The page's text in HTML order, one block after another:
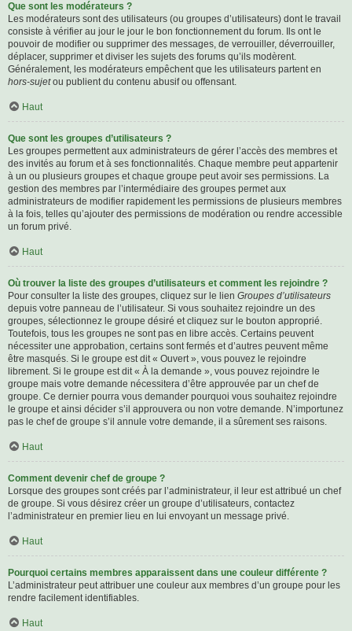
Que sont les modérateurs ?
Les modérateurs sont des utilisateurs (ou groupes d’utilisateurs) dont le travail
consiste à vérifier au jour le jour le bon fonctionnement du forum. Ils ont le
pouvoir de modifier ou supprimer des messages, de verrouiller, déverrouiller,
déplacer, supprimer et diviser les sujets des forums qu’ils modèrent.
Généralement, les modérateurs empêchent que les utilisateurs partent en
hors-sujetou publient du contenu abusif ou offensant.
Haut
Que sont les groupes d’utilisateurs ?
Les groupes permettent aux administrateurs de gérer l’accès des membres et
des invités au forum et à ses fonctionnalités. Chaque membre peut appartenir
à un ou plusieurs groupes et chaque groupe peut avoir ses permissions. La
gestion des membres par l’intermédiaire des groupes permet aux
administrateurs de modifier rapidement les permissions de plusieurs membres
à la fois, telles qu’ajouter des permissions de modération ou rendre accessible
un forum privé.
Haut
Où trouver la liste des groupes d’utilisateurs et comment les rejoindre ?
Pour consulter la liste des groupes, cliquez sur le lien Groupes d’utilisateurs
depuis votre panneau de l’utilisateur. Si vous souhaitez rejoindre un des
groupes, sélectionnez le groupe désiré et cliquez sur le bouton approprié.
Toutefois, tous les groupes ne sont pas en libre accès. Certains peuvent
nécessiter une approbation, certains sont fermés et d’autres peuvent même
être masqués. Si le groupe est dit « Ouvert », vous pouvez le rejoindre
librement. Si le groupe est dit « À la demande », vous pouvez rejoindre le
groupe mais votre demande nécessitera d’être approuvée par un chef de
groupe. Ce dernier pourra vous demander pourquoi vous souhaitez rejoindre
le groupe et ainsi décider s’il approuvera ou non votre demande. N’importunez
pas le chef de groupe s’il annule votre demande, il a sûrement ses raisons.
Haut
Comment devenir chef de groupe ?
Lorsque des groupes sont créés par l’administrateur, il leur est attribué un chef
de groupe. Si vous désirez créer un groupe d’utilisateurs, contactez
l’administrateur en premier lieu en lui envoyant un message privé.
Haut
Pourquoi certains membres apparaissent dans une couleur différente ?
L’administrateur peut attribuer une couleur aux membres d’un groupe pour les
rendre facilement identifiables.
Haut